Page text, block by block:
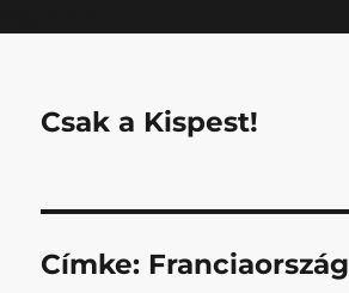
Csak a Kispest!
Címke: Franciaország